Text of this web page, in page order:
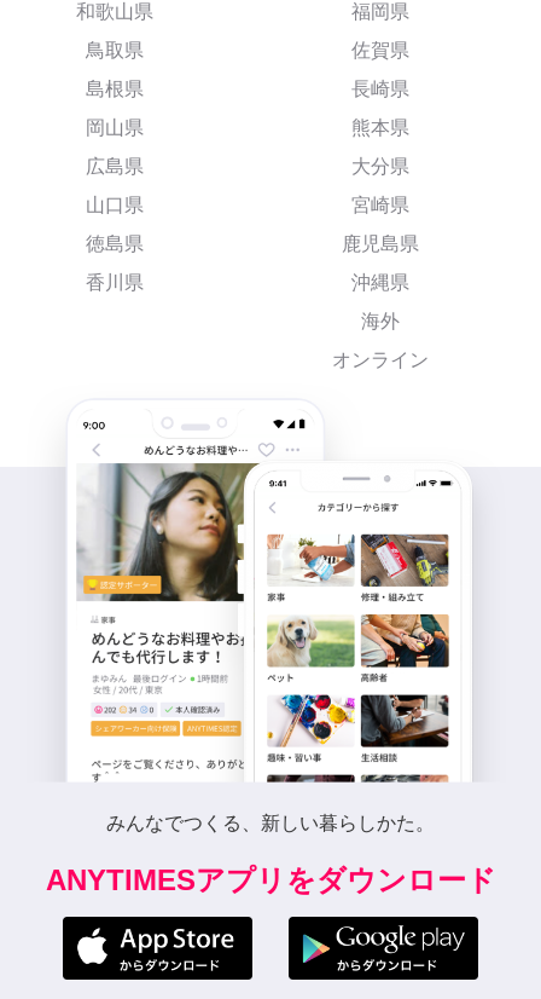
和歌山県
鳥取県
島根県
岡山県
広島県
山口県
徳島県
香川県
福岡県
佐賀県
長崎県
熊本県
大分県
宮崎県
鹿児島県
沖縄県
海外
オンライン
みんなでつくる、新しい暮らしかた。
ANYTIMESアプリをダウンロード